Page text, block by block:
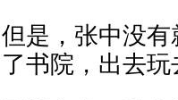
但是，张中没
了书院，出去玩